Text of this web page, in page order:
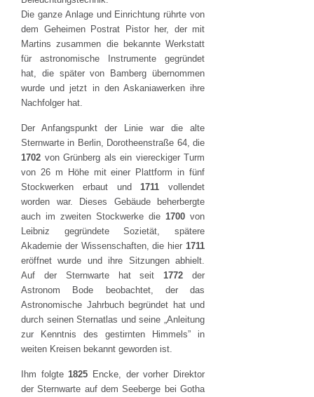
Die ganze Anlage und Einrichtung rührte von
dem Geheimen Postrat Pistor her, der mit
Martins zusammen die bekannte Werkstatt
für astronomische Instrumente gegründet
hat, die später von Bamberg übernommen
wurde und jetzt in den Askaniawerken ihre
Nachfolger hat.
Der Anfangspunkt der Linie war die alte
Sternwarte in Berlin, Dorotheenstraße 64, die
1702 von Grünberg als ein viereckiger Turm
von 26 m Höhe mit einer Plattform in fünf
Stockwerken erbaut und 1711 vollendet
worden war. Dieses Gebäude beherbergte
auch im zweiten Stockwerke die 1700 von
Leibniz gegründete Sozietät, spätere
Akademie der Wissenschaften, die hier 1711
eröffnet wurde und ihre Sitzungen abhielt.
Auf der Sternwarte hat seit 1772 der
Astronom Bode beobachtet, der das
Astronomische Jahrbuch begründet hat und
durch seinen Sternatlas und seine „Anleitung
zur Kenntnis des gestirnten Himmels” in
weiten Kreisen bekannt geworden ist.
Ihm folgte 1825 Encke, der vorher Direktor
der Sternwarte auf dem Seeberge bei Gotha